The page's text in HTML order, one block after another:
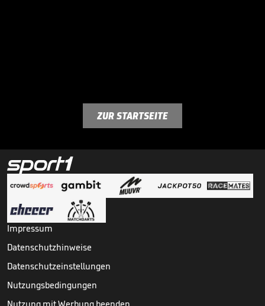
ZUR STARTSEITE
Impressum
Datenschutzhinweise
Datenschutzeinstellungen
Nutzungsbedingungen